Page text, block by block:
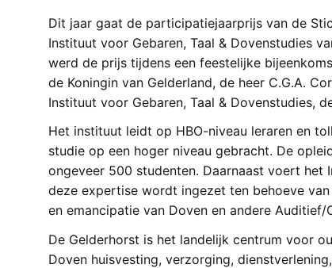
Dit jaar gaat de participatiejaarprijs van de
Instituut voor Gebaren, Taal & Dovenstudies
werd de prijs tijdens een feestelijke
de Koningin van Gelderland, de heer C.G.A.
Instituut voor Gebaren, Taal & Dovenstudies,
Het instituut leidt op HBO-niveau leraren en
studie op een hoger niveau gebracht. De
ongeveer 500 studenten. Daarnaast voert
deze expertise wordt ingezet ten behoeve
en emancipatie van Doven en andere
De Gelderhorst is het landelijk centrum voor
Doven huisvesting, verzorging,